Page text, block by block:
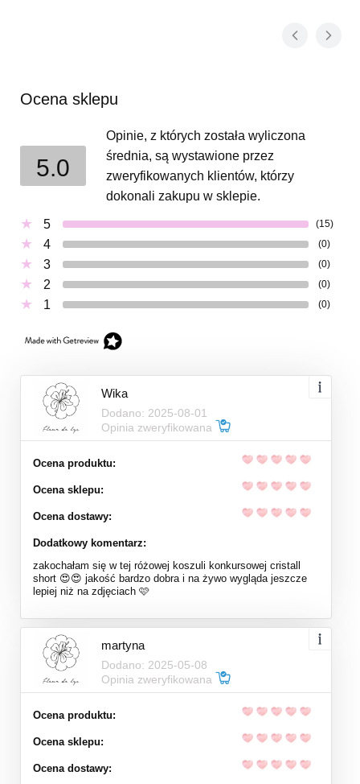
Ocena sklepu
5.0
Opinie, z których została wyliczona
średnia, są wystawione przez
zweryfikowanych klientów, którzy
dokonali zakupu w sklepie.
5 (15)
4 (0)
3 (0)
2 (0)
1 (0)
Wika
Dodano: 2025-08-01
Opinia zweryfikowana
Ocena produktu:
Ocena sklepu:
Ocena dostawy:
Dodatkowy komentarz:
zakochałam się w tej różowej koszuli konkursowej cristall
short 😍😍 jakość bardzo dobra i na żywo wygląda jeszcze
lepiej niż na zdjęciach 🩷
martyna
Dodano: 2025-05-08
Opinia zweryfikowana
Ocena produktu:
Ocena sklepu:
Ocena dostawy: